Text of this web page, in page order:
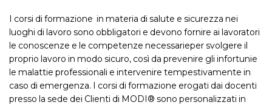
I corsi di formazione in materia di salute e sicurezza nei
luoghi di lavoro sono obbligatori e devono fornire ai lavoratori
le conoscenze e le competenze necessarieper svolgere il
proprio lavoro in modo sicuro, così da prevenire gli infortunie
le malattie professionali e intervenire tempestivamente in
caso di emergenza. I corsi di formazione erogati dai docenti
presso la sede dei Clienti di MODI® sono personalizzati in